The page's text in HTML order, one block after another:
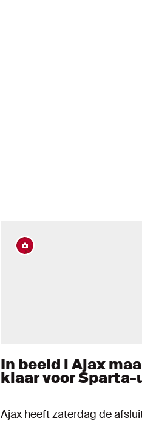
In beeld l Ajax
klaar voor
Ajax heeft zaterdag de